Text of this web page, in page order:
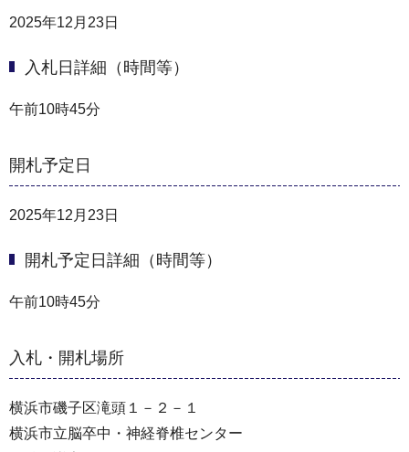
2025年12月23日
入札日詳細（時間等）
午前10時45分
開札予定日
2025年12月23日
開札予定日詳細（時間等）
午前10時45分
入札・開札場所
横浜市磯子区滝頭１－２－１
横浜市立脳卒中・神経脊椎センター